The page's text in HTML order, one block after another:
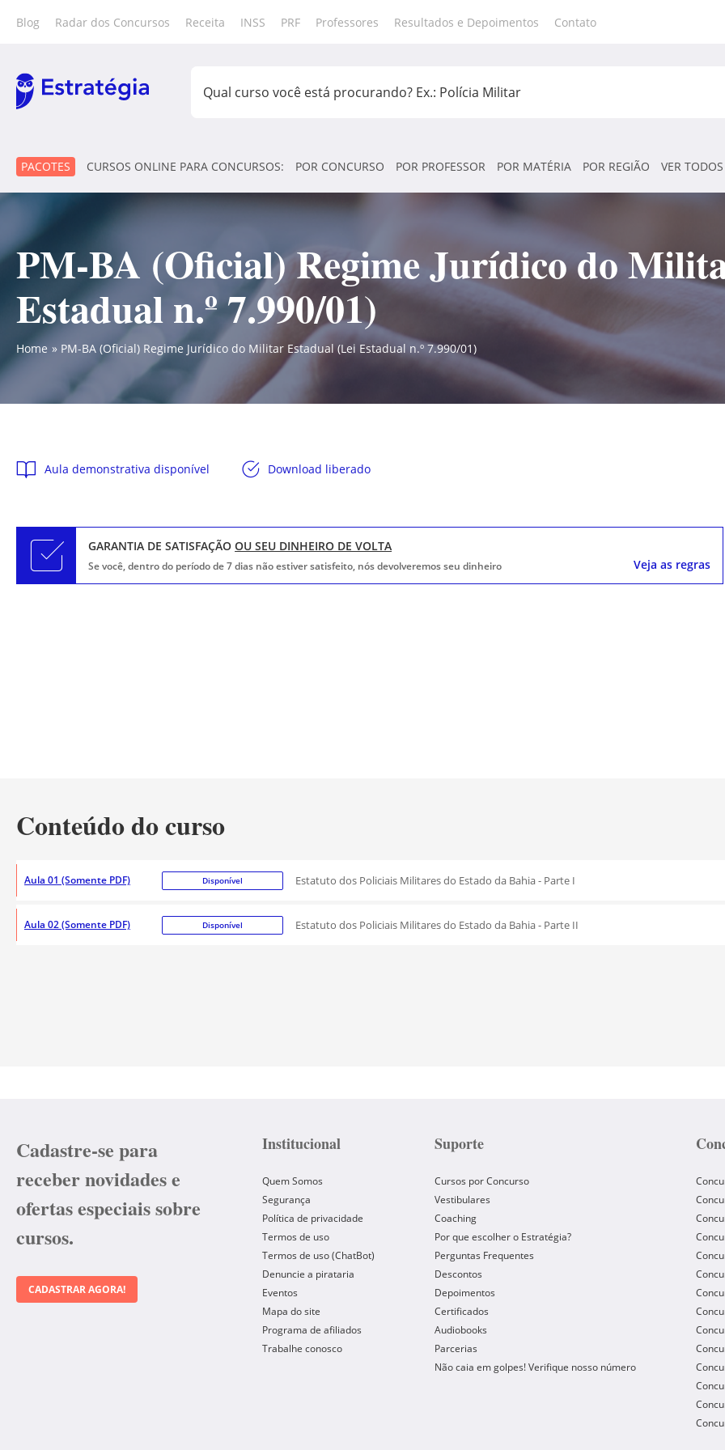
Blog Radar dos Concursos Receita INSS PRF Professores Resultados e Depoimentos Contato
PACOTES CURSOS ONLINE PARA CONCURSOS: POR CONCURSO POR PROFESSOR POR MATÉRIA POR REGIÃO VER TODOS
PM-BA (Oficial) Regime Jurídico do
Estadual n.º 7.990/01)
Home PM-BA (Oficial) Regime Jurídico do Militar Estadual (Lei Estadual n.º 7.990/01)
Aula demonstrativa disponível Download liberado
GARANTIA DE SATISFAÇÃOOU SEU DINHEIRO DE VOLTA
Se você, dentro do período de 7 dias não estiver satisfeito, nós devolveremos seu dinheiro Veja as regras
Conteúdo do curso
Aula 01 (Somente PDF) Disponível Estatuto dos Policiais Militares do Estado da Bahia - Parte I
Aula 02 (Somente PDF) Disponível Estatuto dos Policiais Militares do Estado da Bahia - Parte II
Cadastre-se para
receber novidades e
ofertas especiais sobre
cursos.
CADASTRAR AGORA!
Institucional
Quem Somos
Segurança
Política de privacidade
Termos de uso
Termos de uso (ChatBot)
Denuncie a pirataria
Eventos
Mapa do site
Programa de afiliados
Trabalhe conosco
Suporte
Cursos por Concurso
Vestibulares
Coaching
Por que escolher o Estratégia?
Perguntas Frequentes
Descontos
Depoimentos
Certificados
Audiobooks
Parcerias
Não caia em golpes! Verifique nosso número